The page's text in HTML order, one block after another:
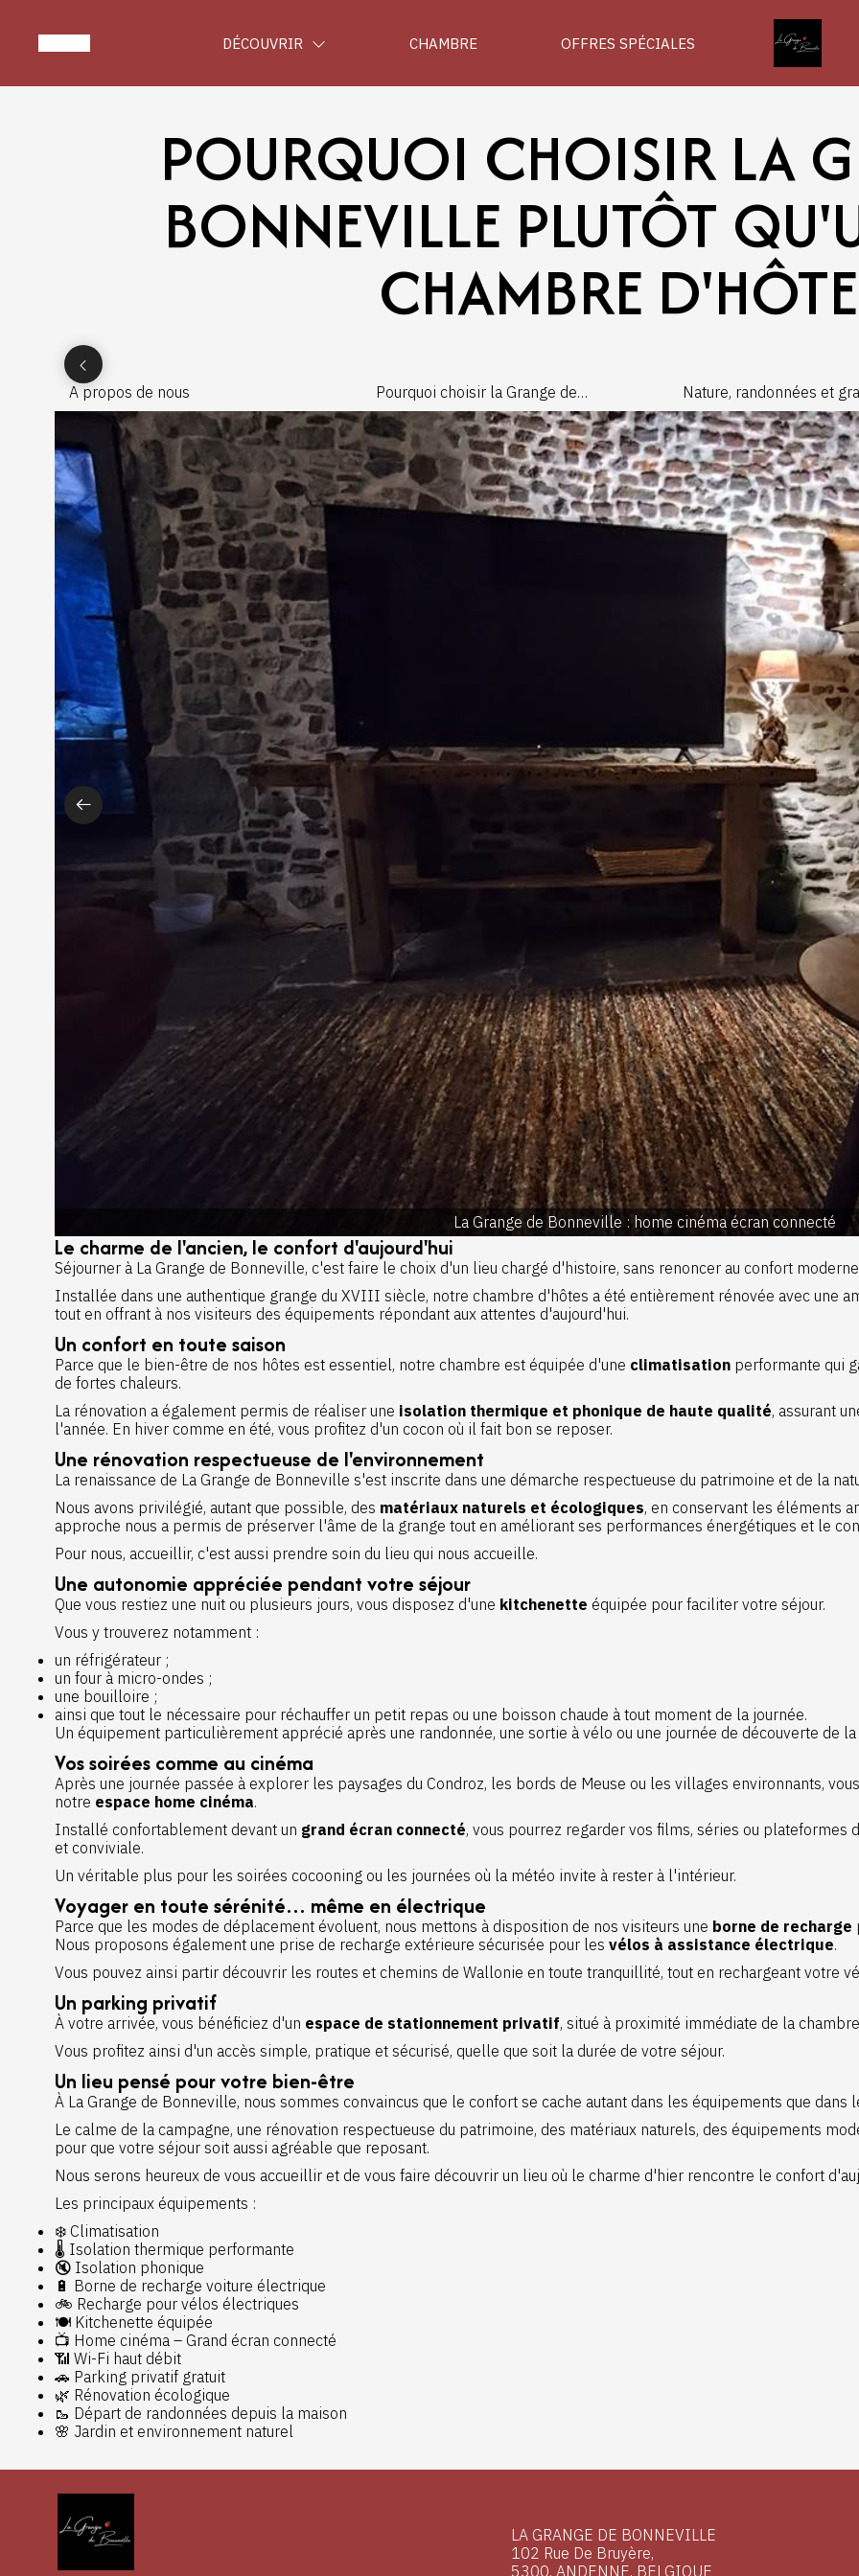
DÉCOUVRIR CHAMBRE OFFRES SPÉCIALES
POURQUOI CHOISIR LA
BONNEVILLE PLUTÔT
CHAMBRE
A propos de nous
Pourquoi choisir la Grange de
Bonneville pour un weekend
nature en Wallonie ?
Nature, randonnées et
découvrez
exceptionnel de La
Bonneville
La Grange de Bonneville : home cinéma écran connecté
Le charme de l'ancien, le confort d'aujourd'hui
Séjourner à La Grange de Bonneville, c'est faire le choix d'un lieu chargé d'histoire, sans renoncer au confort
Installée dans une authentique grange du XVIII siècle, notre chambre d'hôtes a été entièrement rénovée avec une
tout en offrant à nos visiteurs des équipements répondant aux attentes d'aujourd'hui.
Un confort en toute saison
Parce que le bien-être de nos hôtes est essentiel, notre chambre est équipée d'une climatisation performante qui
de fortes chaleurs.
La rénovation a également permis de réaliser une isolation thermique et phonique de haute qualité, assurant
l'année. En hiver comme en été, vous profitez d'un cocon où il fait bon se reposer.
Une rénovation respectueuse de l'environnement
La renaissance de La Grange de Bonneville s'est inscrite dans une démarche respectueuse du patrimoine et de la
Nous avons privilégié, autant que possible, des matériaux naturels et écologiques, en conservant les éléments
approche nous a permis de préserver l'âme de la grange tout en améliorant ses performances énergétiques et le
Pour nous, accueillir, c'est aussi prendre soin du lieu qui nous accueille.
Une autonomie appréciée pendant votre séjour
Que vous restiez une nuit ou plusieurs jours, vous disposez d'une kitchenette équipée pour faciliter votre séjour.
Vous y trouverez notamment :
un réfrigérateur ;
un four à micro-ondes ;
une bouilloire ;
ainsi que tout le nécessaire pour réchauffer un petit repas ou une boisson chaude à tout moment de la journée.
Un équipement particulièrement apprécié après une randonnée, une sortie à vélo ou une journée de découverte de
Vos soirées comme au cinéma
Après une journée passée à explorer les paysages du Condroz, les bords de Meuse ou les villages environnants,
notre espace home cinéma.
Installé confortablement devant un grand écran connecté, vous pourrez regarder vos films, séries ou
et conviviale.
Un véritable plus pour les soirées cocooning ou les journées où la météo invite à rester à l'intérieur.
Voyager en toute sérénité… même en électrique
Parce que les modes de déplacement évoluent, nous mettons à disposition de nos visiteurs une borne de recharge
Nous proposons également une prise de recharge extérieure sécurisée pour les vélos à assistance électrique.
Vous pouvez ainsi partir découvrir les routes et chemins de Wallonie en toute tranquillité, tout en rechargeant votre
Un parking privatif
À votre arrivée, vous bénéficiez d'un espace de stationnement privatif, situé à proximité immédiate de la
Vous profitez ainsi d'un accès simple, pratique et sécurisé, quelle que soit la durée de votre séjour.
Un lieu pensé pour votre bien-être
À La Grange de Bonneville, nous sommes convaincus que le confort se cache autant dans les équipements que
Le calme de la campagne, une rénovation respectueuse du patrimoine, des matériaux naturels, des équipements
pour que votre séjour soit aussi agréable que reposant.
Nous serons heureux de vous accueillir et de vous faire découvrir un lieu où le charme d'hier rencontre le confort
Les principaux équipements :
❄️ Climatisation
🌡️ Isolation thermique performante
🔇 Isolation phonique
🔋 Borne de recharge voiture électrique
🚲 Recharge pour vélos électriques
🍽️ Kitchenette équipée
📺 Home cinéma – Grand écran connecté
📶 Wi-Fi haut débit
🚗 Parking privatif gratuit
🌿 Rénovation écologique
🥾 Départ de randonnées depuis la maison
🌸 Jardin et environnement naturel
LA GRANGE DE BONNEVILLE
102 Rue De Bruyère,
5300, ANDENNE, BELGIQUE